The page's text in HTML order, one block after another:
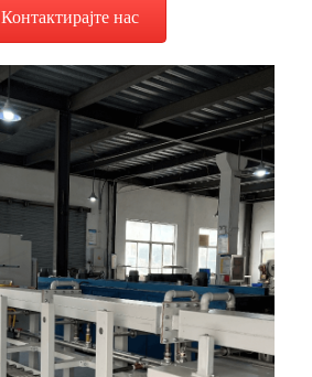
Контактирајте нас